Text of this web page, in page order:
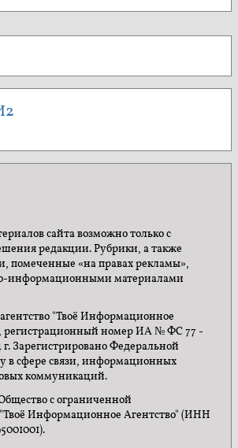
сайта возможно только с
редакции. Рубрики, а также
помеченные «на правах рекламы»,
информационными материалами
"Твоё Информационное
регистрационный номер ИА № ФС 77 -
г. Зарегистрировано Федеральной
в сфере связи, информационных
коммуникаций.
с ограниченной
"Твоё Информационное Агентство" (ИНН